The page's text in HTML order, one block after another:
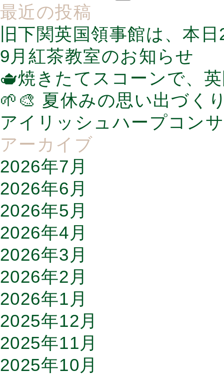
最近の投稿
旧下関英国領事館は、本
9月紅茶教室のお知らせ
🫖焼きたてスコーンで、
🌱🎨 夏休みの思い出づく
アイリッシュハープコン
アーカイブ
2026年7月
2026年6月
2026年5月
2026年4月
2026年3月
2026年2月
2026年1月
2025年12月
2025年11月
2025年10月